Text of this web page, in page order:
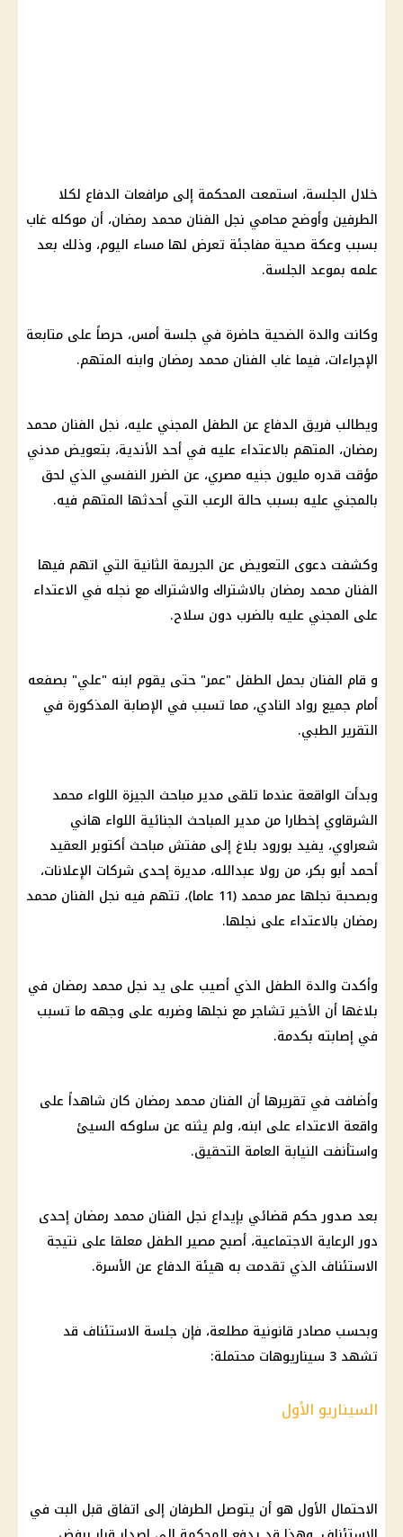
خلال الجلسة، استمعت المحكمة إلى مرافعات الدفاع لكلا
الطرفين وأوضح محامي نجل الفنان محمد رمضان، أن موكله غاب
بسبب وعكة صحية مفاجئة تعرض لها مساء اليوم، وذلك بعد
علمه بموعد الجلسة.
وكانت والدة الضحية حاضرة في جلسة أمس، حرصاً على متابعة
الإجراءات، فيما غاب الفنان محمد رمضان وابنه المتهم.
ويطالب فريق الدفاع عن الطفل المجني عليه، نجل الفنان محمد
رمضان، المتهم بالاعتداء عليه في أحد الأندية، بتعويض مدني
مؤقت قدره مليون جنيه مصري، عن الضرر النفسي الذي لحق
بالمجني عليه بسبب حالة الرعب التي أحدثها المتهم فيه.
وكشفت دعوى التعويض عن الجريمة الثانية التي اتهم فيها
الفنان محمد رمضان بالاشتراك والاشتراك مع نجله في الاعتداء
على المجني عليه بالضرب دون سلاح.
و قام الفنان بحمل الطفل "عمر" حتى يقوم ابنه "علي" بصفعه
أمام جميع رواد النادي، مما تسبب في الإصابة المذكورة في
التقرير الطبي.
وبدأت الواقعة عندما تلقى مدير مباحث الجيزة اللواء محمد
الشرقاوي إخطارا من مدير المباحث الجنائية اللواء هاني
شعراوي، يفيد بورود بلاغ إلى مفتش مباحث أكتوبر العقيد
أحمد أبو بكر، من رولا عبدالله، مديرة إحدى شركات الإعلانات،
وبصحبة نجلها عمر محمد (11 عاما)، تتهم فيه
نجل الفنان محمد
رمضان بالاعتداء على نجلها.
وأكدت والدة الطفل الذي أصيب على يد نجل محمد رمضان في
بلاغها أن الأخير تشاجر مع نجلها وضربه على وجهه ما تسبب
في إصابته بكدمة.
وأضافت في تقريرها أن الفنان محمد رمضان كان شاهداً على
واقعة الاعتداء على ابنه، ولم يثنه عن سلوكه السيئ
واستأنفت النيابة العامة التحقيق.
بعد صدورحكم قضائي بإيداع نجل الفنان محمد رمضان إحدى
دور الرعاية الاجتماعية، أصبح مصير الطفل معلقا على نتيجة
الاستئناف الذي تقدمت به هيئة الدفاع عن الأسرة.
وبحسب مصادر قانونية مطلعة، فإن جلسة الاستئناف قد
تشهد 3 سيناريوهات محتملة:
السيناريو الأول
الاحتمال الأول هو أن يتوصل الطرفان إلى اتفاق قبل البت في